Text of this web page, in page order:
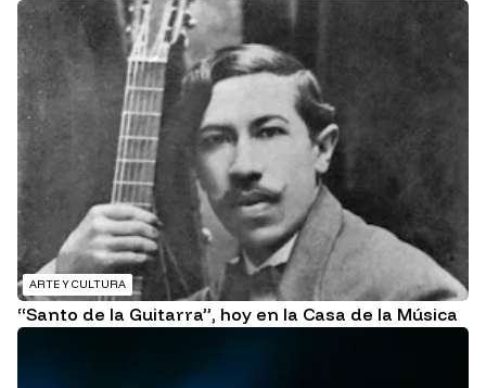
ARTE Y CULTURA
“Santo de la Guitarra”, hoy en la Casa de la Música